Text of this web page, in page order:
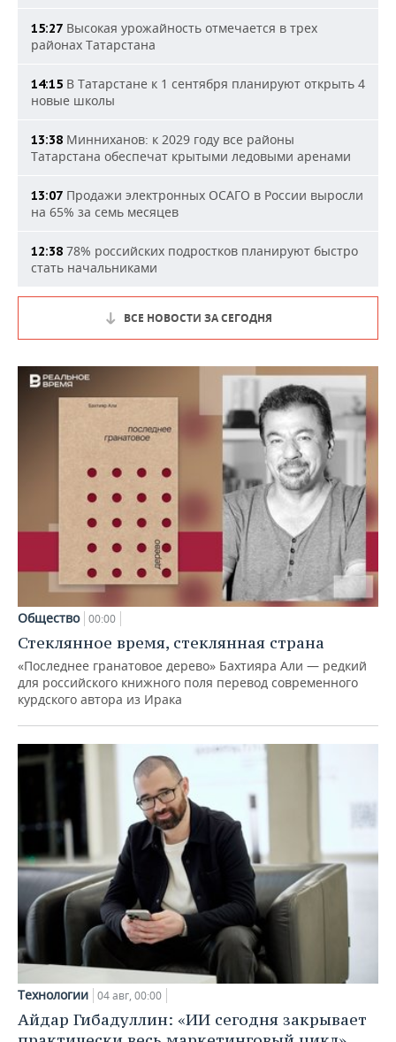
15:27 Высокая урожайность отмечается в трех
районах Татарстана
14:15 В Татарстане к 1 сентября планируют открыть 4
новые школы
13:38 Минниханов: к 2029 году все районы
Татарстана обеспечат крытыми ледовыми аренами
13:07 Продажи электронных ОСАГО в России выросли
на 65% за семь месяцев
12:38 78% российских подростков планируют быстро
стать начальниками
ВСЕ НОВОСТИ ЗА СЕГОДНЯ
Общество 00:00
Стеклянное время, стеклянная страна
«Последнее гранатовое дерево» Бахтияра Али — редкий
для российского книжного поля перевод современного
курдского автора из Ирака
Технологии 04 авг, 00:00
Айдар Гибадуллин: «ИИ сегодня закрывает